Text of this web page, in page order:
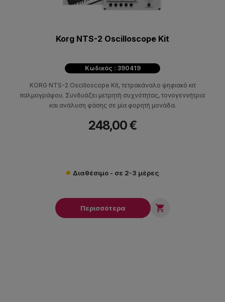
Korg NTS-2 Oscilloscope Kit
Κωδικός : 390419
KORG NTS-2 Oscilloscope Kit, τετρακάναλο ψηφιακό κιτ
παλμογράφου. Συνδυάζει μετρητή συχνότητας, τονογεννήτρια
και ανάλυση φάσης σε μία φορητή μονάδα.
248,00 €
Διαθέσιμο - σε 2-3 μέρες
Περισσότερα 